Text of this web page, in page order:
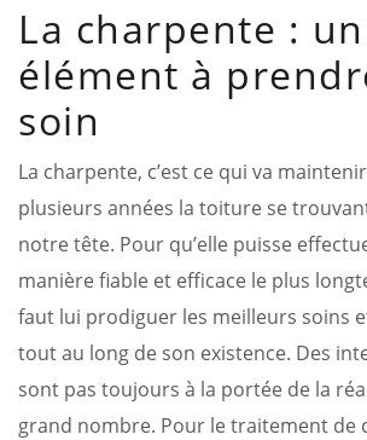
La charpente : un
élément à
soin
La charpente, c’est ce qui va
plusieurs années la toiture se
notre tête. Pour qu’elle puisse
manière fiable et efficace le plus
faut lui prodiguer les meilleurs soins
tout au long de son existence. Des
sont pas toujours à la portée de la
grand nombre. Pour le traitement de